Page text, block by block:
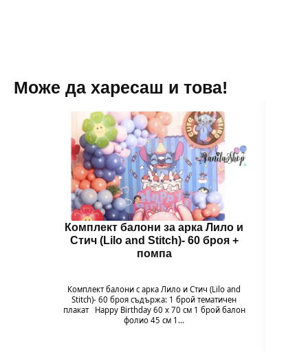
Може да харесаш и това!
Комплект балони за арка Лило и
Стич (Lilo and Stitch)- 60 броя +
помпа
Комплект балони с арка Лило и Стич (Lilo and
Stitch)- 60 броя съдържа: 1 брой тематичен
плакат Happy Birthday 60 х 70 см 1 брой балон
фолио 45 см 1…